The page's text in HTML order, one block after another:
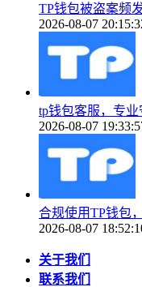
TP钱包被盗案频
2026-08-07
tp钱包客服，专
2026-08-07
合规使用TP钱包
2026-08-07
关于我们
联系我们